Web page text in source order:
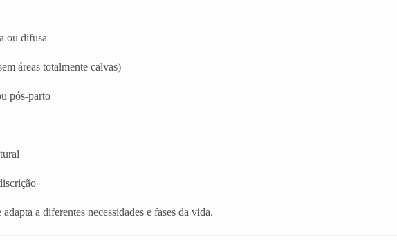
ou difusa
áreas totalmente calvas)
pós-parto
a diferentes necessidades e fases da vida.